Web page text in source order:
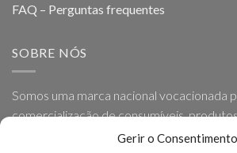
Gerir o Consentimento
FAQ – Perguntas frequentes
SOBRE NÓS
Somos uma marca nacional vocacionada
comercialização de consumíveis,
para Geriatria e Ortopedia, baseada em